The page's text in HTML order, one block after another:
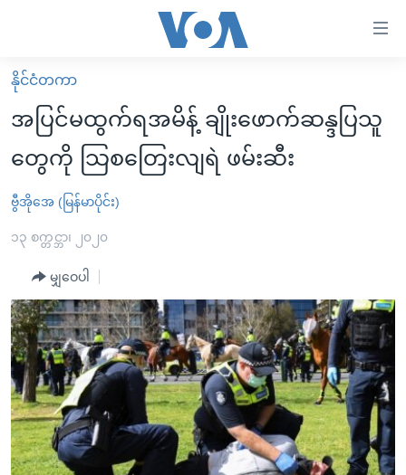
လွယ်ကူ
စေ
Link
များ
ပင်မ
ကျော်
ကြည့်
ရန်
ပင်မ
အ
ညွန်း
စာမျက်နှာ
မူလစာမျက်နှာ
မြန်မာ
ကမ္ဘာ့သတင်းများ
နိုင်ငံတကာ
အစ္စရေး-ပါလက်စတိုင်း
ဗွီဒီယို
အင်္ဂလိပ်စာလေ့လာမယ်
အမေရိကန်သုံးအီဒီယံ
မကြေးမုံရဲ့ အင်္ဂလိပ်စာ
ရုပ်ရှင်ထဲက အင်္ဂလိပ်စာ
သုတပဒေသာ အင်္ဂလိပ်စာ
အပတ်စဉ်ကဏ္ဍများ
ရေဒီယို
တီဗွီ
ရေဒီယိုနှင့်ရုပ်သံ အချက်အလက်များ
ရေဒီယို/တီဗွီအစီအစဉ်
Learning English
နိုင်ငံတကာ
အပြင်မထွက်ရအမိန့် ချိုးဖောက်ဆန္ဒပြသူ
တွေကို သြစတြေးလျရဲ ဖမ်းဆီး
ဗွီအိုအေ (မြန်မာပိုင်း)
၁၃ စက္တင္ဘာ၊ ၂၀၂၀
မျှဝေပါ